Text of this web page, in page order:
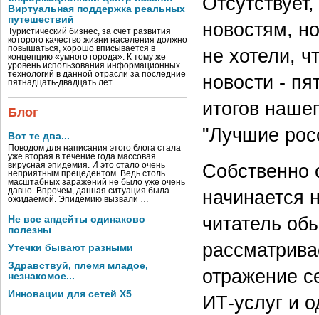
Виртуальная поддержка реальных
путешествий
Туристический бизнес, за счет развития
которого качество жизни населения должно
повышаться, хорошо вписывается в
концепцию «умного города». К тому же
уровень использования информационных
технологий в данной отрасли за последние
пятнадцать-двадцать лет …
Блог
Вот те два...
Поводом для написания этого блога стала
уже вторая в течение года массовая
вирусная эпидемия. И это стало очень
неприятным прецедентом. Ведь столь
масштабных заражений не было уже очень
давно. Впрочем, данная ситуация была
ожидаемой. Эпидемию вызвали …
Не все апдейты одинаково
полезны
Утечки бывают разными
Здравствуй, племя младое,
незнакомое...
Инновации для сетей X5
новостям,
не хотели,
новости -
итогов
"Лучшие
Собственно
начинается
читатель
отражение
ИТ-услуг и